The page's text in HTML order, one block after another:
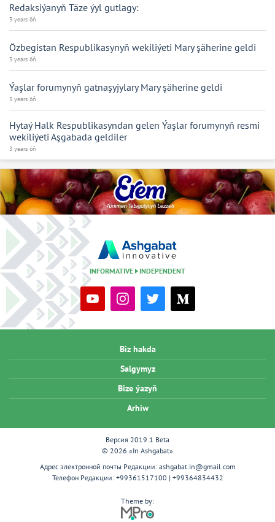
Redaksiýanyň Täze ýyl gutlagy:
3 years öň
Özbegistan Respublikasynyň wekiliýeti Mary şäherine geldi
3 years öň
Ýaşlar forumynyň gatnaşyjylary Mary şäherine geldi
3 years öň
Hytaý Halk Respublikasyndan gelen Ýaşlar forumynyň resmi
wekiliýeti Aşgabada geldiler
3 years öň
INFORMATIVE INDEPENDENT
Biz hakda
Salgymyz
Bize ýazyň
Arhiw
Версия 2019.1 Beta
© 2026 «In Ashgabat»
Адрес электронной почты Редакции: ashgabat.in@gmail.com
Телефон Редакции: +99361517100 | +99364834432
Theme by: